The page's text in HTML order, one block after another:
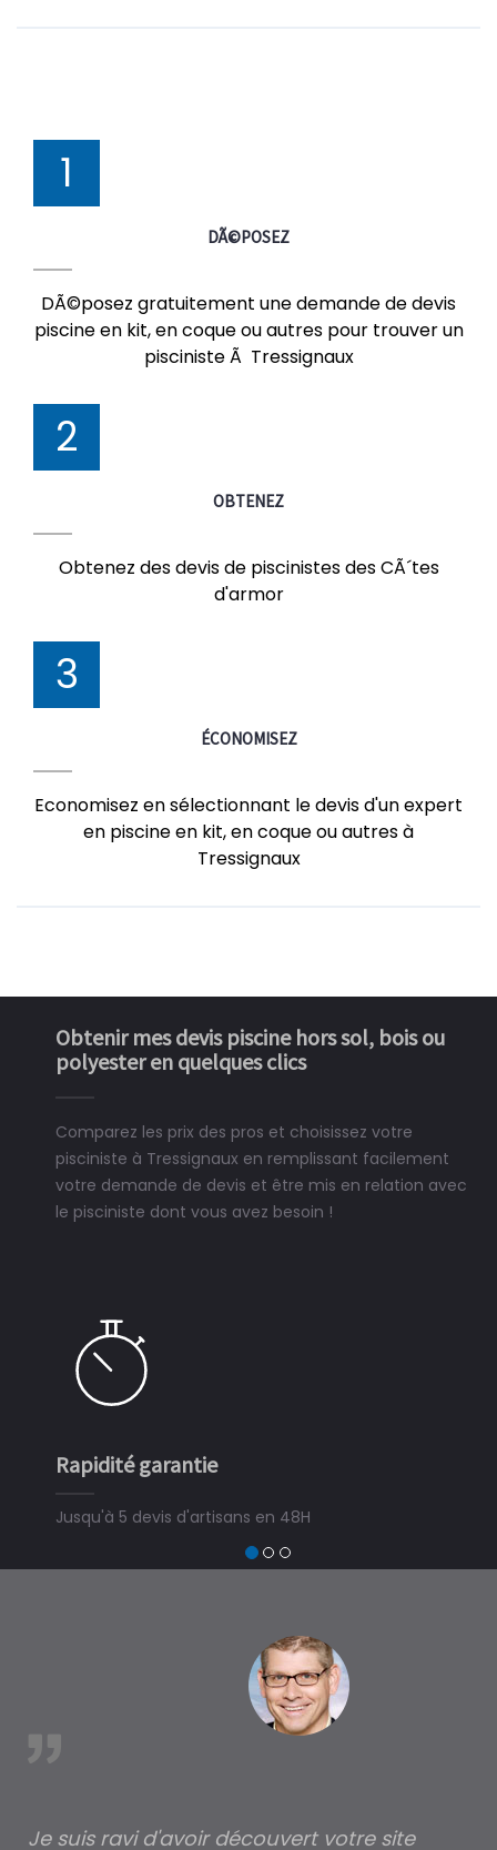
1
DÃ©POSEZ
DÃ©posez gratuitement une demande de devis
piscine en kit, en coque ou autres pour trouver un
pisciniste Ã Tressignaux
2
OBTENEZ
Obtenez des devis de piscinistes des CÃ´tes
d'armor
3
ÉCONOMISEZ
Economisez en sélectionnant le devis d'un expert
en piscine en kit, en coque ou autres à
Tressignaux
Obtenir mes devis piscine hors sol, bois ou
polyester en quelques clics
Comparez les prix des pros et choisissez votre
pisciniste à Tressignaux en remplissant facilement
votre demande de devis et être mis en relation avec
le pisciniste dont vous avez besoin !
Rapidité garantie
Jusqu'à 5 devis d'artisans en 48H
trouver
Je suis ravi d'avoir découvert votre site